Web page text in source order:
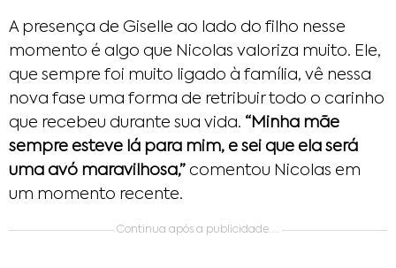
A presença de Giselle ao lado do filho nesse
momento é algo que Nicolas valoriza muito. Ele,
que sempre foi muito ligado à família, vê nessa
nova fase uma forma de retribuir todo o carinho
que recebeu durante sua vida. “Minha mãe
sempre esteve lá para mim, e sei que ela será
uma avó maravilhosa,” comentou Nicolas em
um momento recente.
Continua após a publicidade....